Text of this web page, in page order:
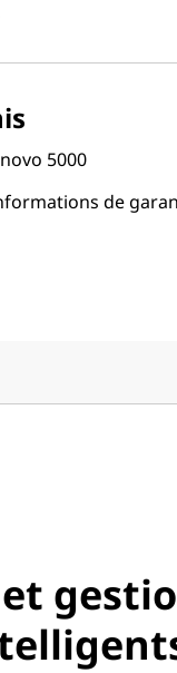
5000
de